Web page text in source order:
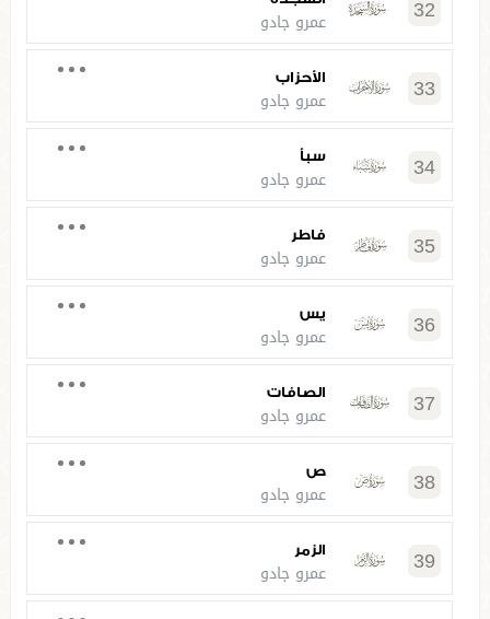
32 عمرو جادو
33 الأحزاب
عمرو جادو
34 سبأ
عمرو جادو
35 فاطر
عمرو جادو
36 يس
عمرو جادو
37 الصافات
عمرو جادو
38 ص
عمرو جادو
39 الزمر
عمرو جادو